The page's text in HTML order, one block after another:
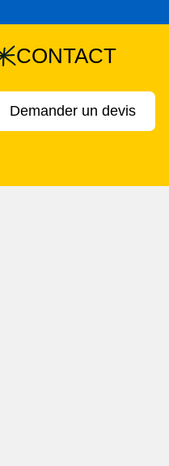
CONTACT
Demander un devis